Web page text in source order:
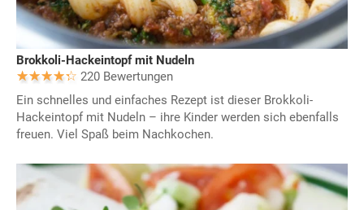
Brokkoli-Hackeintopf mit Nudeln
220 Bewertungen
Ein schnelles und einfaches Rezept ist dieser Brokkoli-
Hackeintopf mit Nudeln – ihre Kinder werden sich ebenfalls
freuen. Viel Spaß beim Nachkochen.